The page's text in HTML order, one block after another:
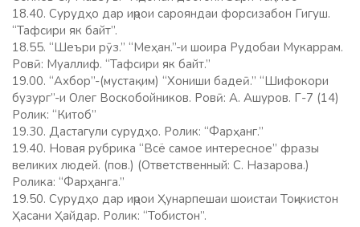
18.40. Сурудҳо дар иҷрои сарояндаи форсизабон Гигуш.
“Тафсири як байт”.
18.55. “Шеъри рӯз.” “Меҳан.”-и шоира Рудобаи Мукаррам.
Ровӣ: Муаллиф. “Тафсири як байт.”
19.00. “Ахбор”-(мустақим) “Хониши бадеӣ.” “Шифокори
бузург”-и Олег Воскобойников. Ровӣ: А. Ашуров. Г-7 (14)
Ролик: “Китоб”
19.30. Дастагули сурудҳо. Ролик: “Фарҳанг.”
19.40. Новая рубрика “Всё самое интересное” фразы
великих людей. (пов.) (Ответственный: С. Назарова.)
Ролика: “Фарҳанга.”
19.50. Сурудҳо дар иҷрои Ҳунарпешаи шоистаи Тоҷикистон
Ҳасани Ҳайдар. Ролик: “Тобистон”.